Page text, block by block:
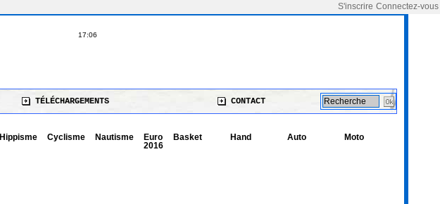
Connectez-vous
S'inscrire
17:06
TÉLÉCHARGEMENTS CONTACT
Hippisme Cyclisme Nautisme
Euro
2016
Basket Hand Auto Moto